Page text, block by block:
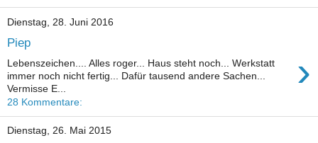
Dienstag, 28. Juni 2016
Piep
›
Lebenszeichen.... Alles roger... Haus steht noch... Werkstatt
immer noch nicht fertig... Dafür tausend andere Sachen...
Vermisse E...
28 Kommentare:
Dienstag, 26. Mai 2015